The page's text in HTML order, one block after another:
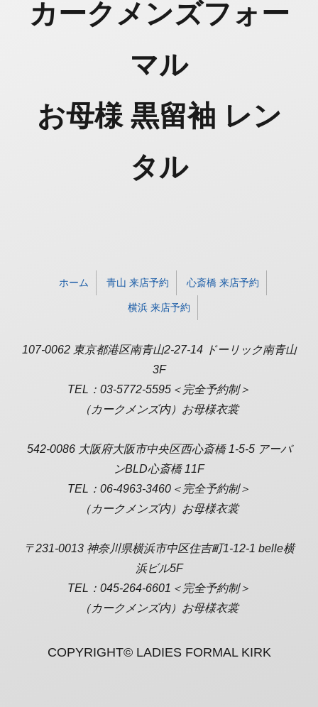
カークメンズフォー
マル
お母様 黒留袖 レン
タル
ホーム 青山 来店予約 心斎橋 来店予約
横浜 来店予約
107-0062 東京都港区南青山2-27-14 ドーリック南青山
3F
TEL：03-5772-5595＜完全予約制＞
（カークメンズ内）お母様衣裳
542-0086 大阪府大阪市中央区西心斎橋 1-5-5 アーバ
ンBLD心斎橋 11F
TEL：06-4963-3460＜完全予約制＞
（カークメンズ内）お母様衣裳
〒231-0013 神奈川県横浜市中区住吉町1-12-1 belle横
浜ビル5F
TEL：045-264-6601＜完全予約制＞
（カークメンズ内）お母様衣裳
COPYRIGHT© LADIES FORMAL KIRK